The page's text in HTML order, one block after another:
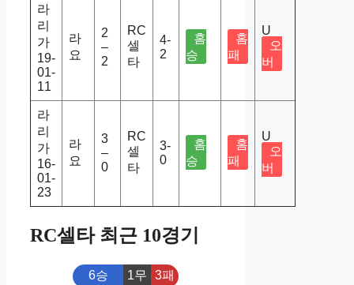
라
리
가
19-
01-
11
라
요
2
–
2
RC
셀
타
4-
2
홈
승
홈
패
U
오
버
라
리
가
16-
01-
23
라
요
3
–
0
RC
셀
타
3-
0
홈
승
홈
패
U
오
버
RC셀타 최근 10경기
6승 1무 3패